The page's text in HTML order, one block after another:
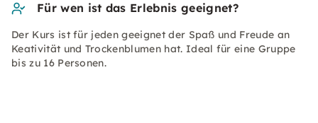
Für wen ist das Erlebnis geeignet?
Der Kurs ist für jeden geeignet der Spaß und Freude an
Keativität und Trockenblumen hat. Ideal für eine Gruppe
bis zu 16 Personen.